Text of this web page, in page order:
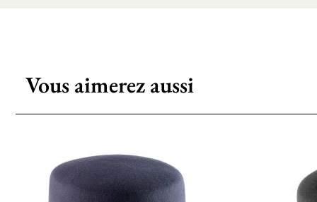
Vous aimerez aussi